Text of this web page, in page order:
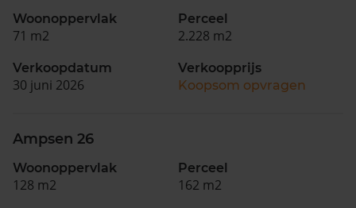
Woonoppervlak
71 m2
Perceel
2.228 m2
Verkoopdatum
30 juni 2026
Verkoopprijs
Koopsom opvragen
Ampsen 26
Woonoppervlak
128 m2
Perceel
162 m2